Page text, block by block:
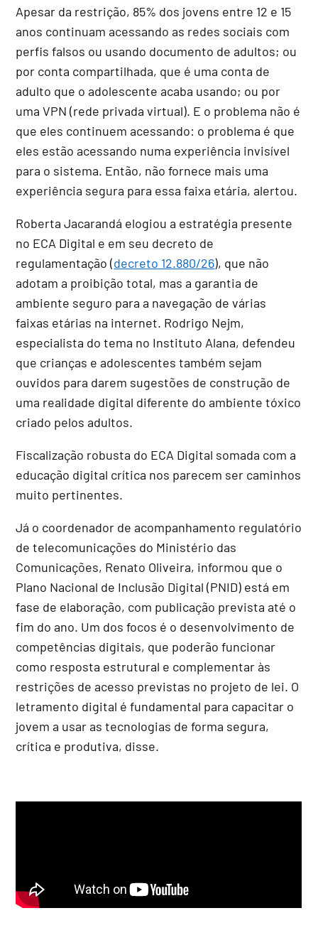
Apesar da restrição, 85% dos jovens entre 12 e 15
anos continuam acessando as redes sociais com
perfis falsos ou usando documento de adultos; ou
por conta compartilhada, que é uma conta de
adulto que o adolescente acaba usando; ou por
uma VPN (rede privada virtual). E o problema não é
que eles continuem acessando: o problema é que
eles estão acessando numa experiência invisível
para o sistema. Então, não fornece mais uma
experiência segura para essa faixa etária, alertou.
Roberta Jacarandá elogiou a estratégia presente
no ECA Digital e em seu decreto de
regulamentação (decreto 12.880/26), que não
adotam a proibição total, mas a garantia de
ambiente seguro para a navegação de várias
faixas etárias na internet. Rodrigo Nejm,
especialista do tema no Instituto Alana, defendeu
que crianças e adolescentes também sejam
ouvidos para darem sugestões de construção de
uma realidade digital diferente do ambiente tóxico
criado pelos adultos.
Fiscalização robusta do ECA Digital somada com a
educação digital crítica nos parecem ser caminhos
muito pertinentes.
Já o coordenador de acompanhamento regulatório
de telecomunicações do Ministério das
Comunicações, Renato Oliveira, informou que o
Plano Nacional de Inclusão Digital (PNID) está em
fase de elaboração, com publicação prevista até o
fim do ano. Um dos focos é o desenvolvimento de
competências digitais, que poderão funcionar
como resposta estrutural e complementar às
restrições de acesso previstas no projeto de lei. O
letramento digital é fundamental para capacitar o
jovem a usar as tecnologias de forma segura,
crítica e produtiva, disse.